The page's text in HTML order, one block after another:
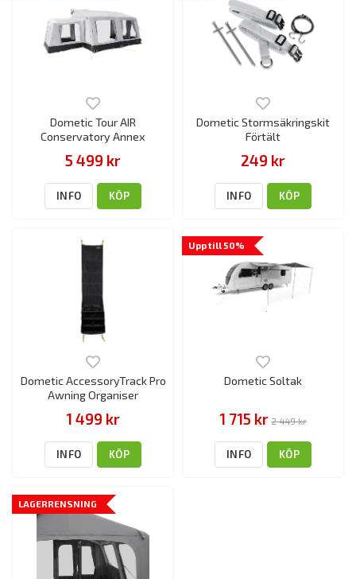
Dometic Tour AIR
Conservatory Annex
5 499 kr
INFO KÖP
Dometic Stormsäkringskit
Förtält
249 kr
INFO KÖP
Dometic AccessoryTrack Pro
Awning Organiser
1 499 kr
INFO KÖP
Upp till 50%
Dometic Soltak
1 715 kr 2 449 kr
INFO KÖP
LAGERRENSNING